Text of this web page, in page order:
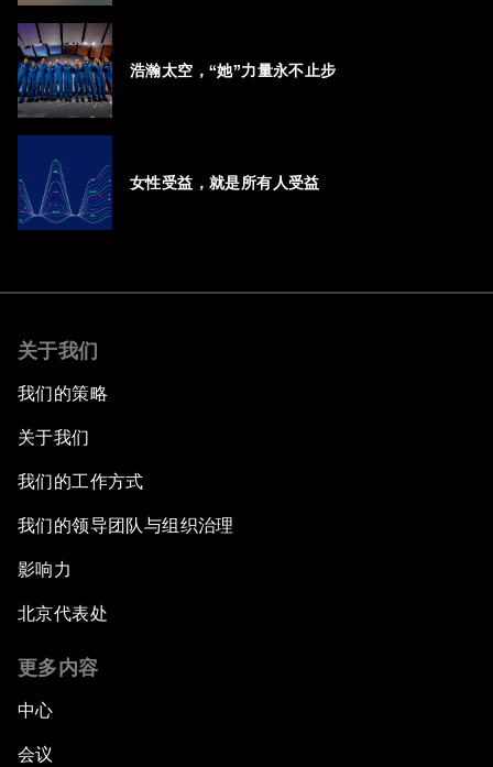
浩瀚太空，“她”力量永不止步
女性受益，就是所有人受益
关于我们
我们的策略
关于我们
我们的工作方式
我们的领导团队与组织治理
影响力
北京代表处
更多内容
中心
会议